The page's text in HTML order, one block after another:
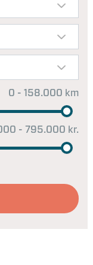
- 795.000 kr.
0 - 158.000 km